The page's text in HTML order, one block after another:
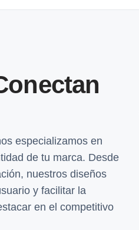
especializamos en
de tu marca. Desde
nuestros diseños
y facilitar la
en el competitivo